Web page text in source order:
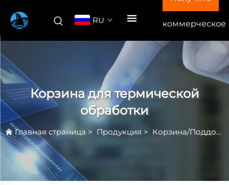
RU коммерческое
предложение
Корзина для термической
обработки
Главная страница > Продукция > Корзина/Поддон для Термической Обработки